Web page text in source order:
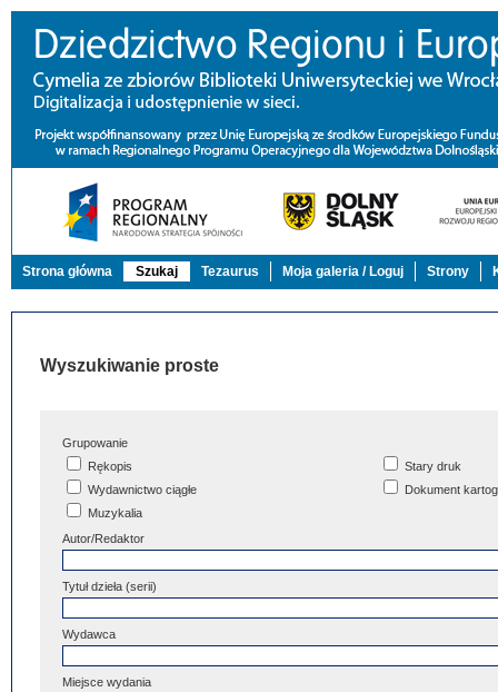
Strona główna Szukaj Tezaurus Moja galeria / Loguj Strony
Wyszukiwanie proste
Grupowanie
Rękopis
Stary druk
Wydawnictwo ciągłe
Dokument
Muzykalia
Autor/Redaktor
Tytuł dzieła (serii)
Wydawca
Miejsce wydania